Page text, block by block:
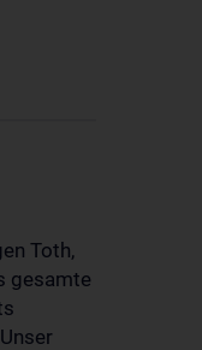
Toth,
gesamte